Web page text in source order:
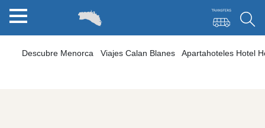
Descubre Menorca Viajes Calan Blanes Apartahoteles Hotel